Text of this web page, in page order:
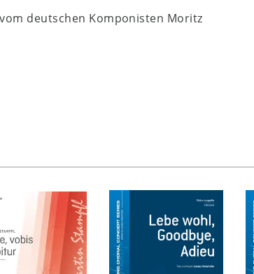
deutschen Komponisten Moritz